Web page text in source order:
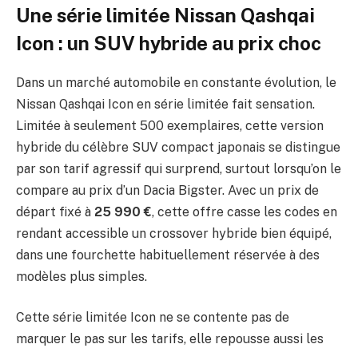
Une série limitée Nissan Qashqai
Icon : un SUV hybride au prix choc
Dans un marché automobile en constante évolution, le
Nissan Qashqai Icon en série limitée fait sensation.
Limitée à seulement 500 exemplaires, cette version
hybride du célèbre SUV compact japonais se distingue
par son tarif agressif qui surprend, surtout lorsqu’on le
compare au prix d’un Dacia Bigster. Avec un prix de
départ fixé à 25 990 €, cette offre casse les codes en
rendant accessible un crossover hybride bien équipé,
dans une fourchette habituellement réservée à des
modèles plus simples.
Cette série limitée Icon ne se contente pas de
marquer le pas sur les tarifs, elle repousse aussi les